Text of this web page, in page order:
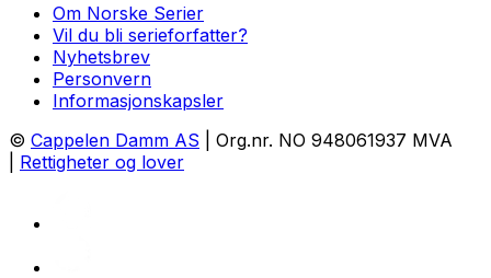
Om Norske Serier
Vil du bli serieforfatter?
Nyhetsbrev
Personvern
Informasjonskapsler
© Cappelen Damm AS | Org.nr. NO 948061937 MVA
Rettigheter og lover